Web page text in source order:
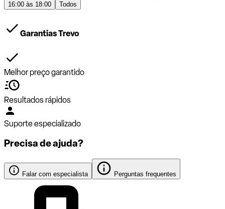
16:00 às 18:00
Todos
Garantias Trevo
Melhor preço garantido
Resultados rápidos
Suporte especializado
Precisa de ajuda?
Falar com especialista Perguntas frequentes